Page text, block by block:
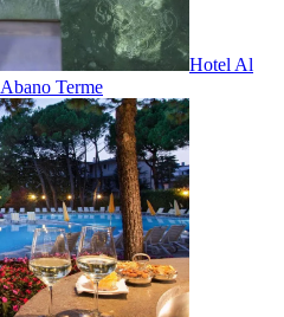
Hotel Al
Abano Terme